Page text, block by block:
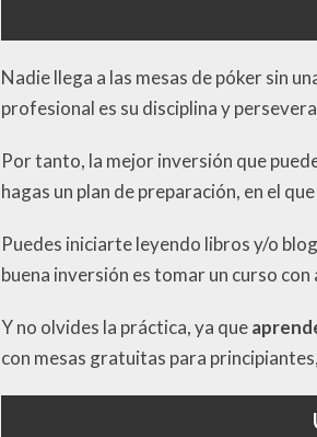
Nadie llega a las mesas de póker sin
profesional es su disciplina y
Por tanto, la mejor inversión que
hagas un plan de preparación, en el
Puedes iniciarte leyendo libros y/o
buena inversión es tomar un curso
Y no olvides la práctica, ya que
con mesas gratuitas para